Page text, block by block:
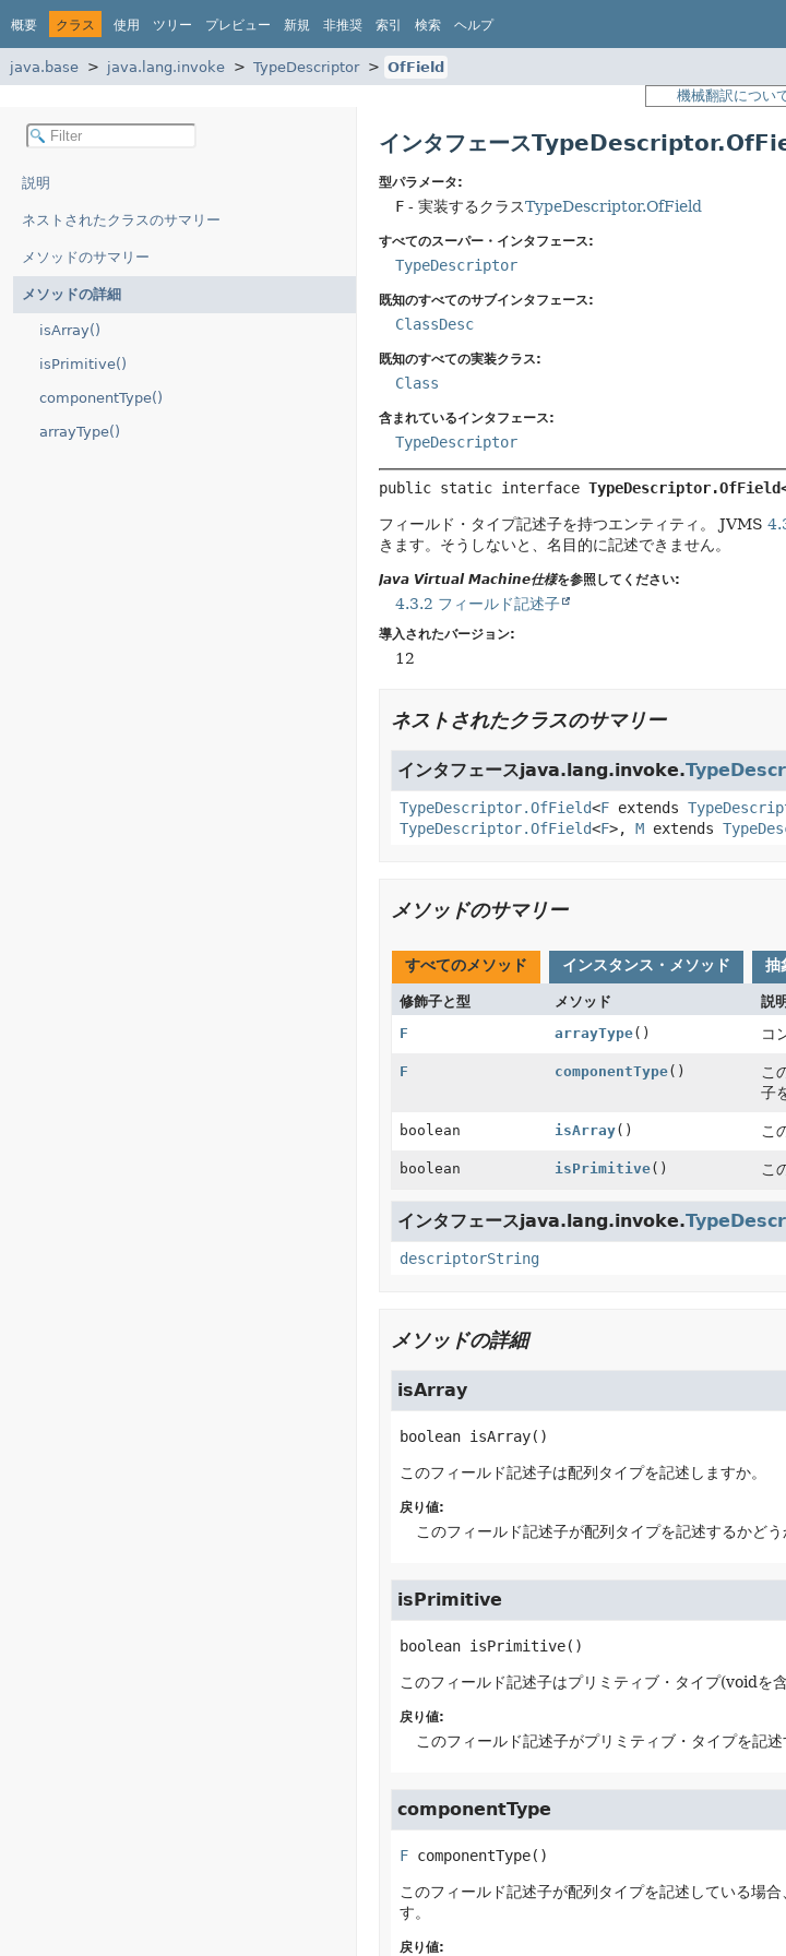
概要 クラス 使用 ツリー プレビュー 新規 非推奨 索引 検索 ヘルプ
java.base java.lang.invoke TypeDescriptor
OfField
機械翻訳につい
説明
ネストされたクラスのサマリー
メソッドのサマリー
メソッドの詳細
isArray()
isPrimitive()
componentType()
arrayType()
インタフェース
型パラメータ:
F- 実装するクラスTypeDescriptor.OfField
すべてのスーパー・インタフェース:
TypeDescriptor
既知のすべてのサブインタフェース:
ClassDesc
既知のすべての実装クラス:
Class
含まれているインタフェース:
TypeDescriptor
public static interface
フィールド・タイプ記述子を持つエンティティ。 JVMS
きます。そうしないと、名目的に記述できません。
Java Virtual Machine仕様を参照してください:
4.3.2 フィールド記述子
導入されたバージョン:
12
ネストされたクラスのサマリー
インタフェースjava.lang.invoke.
TypeDescriptor.OfField<Fextends
TypeDescriptor.OfField<F>, Mextends
メソッドのサマリー
すべてのメソッド インスタンス・メソッド 抽
修飾子と型 メソッド
説明
F
arrayType() コ
F componentType()
こ
子
boolean isArray() こ
boolean isPrimitive() こ
インタフェースjava.lang.invoke.
descriptorString
メソッドの詳細
isArray
boolean isArray()
このフィールド記述子は配列タイプを記述しますか。
戻り値:
このフィールド記述子が配列タイプを記述するかどう
isPrimitive
boolean isPrimitive()
このフィールド記述子はプリミティブ・タイプ(voidを
戻り値:
このフィールド記述子がプリミティブ・タイプを記
componentType
F componentType()
このフィールド記述子が配列タイプを記述している場
す。
戻り値: